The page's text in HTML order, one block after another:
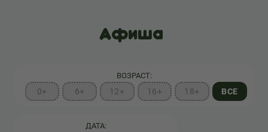
Афиша
ВОЗРАСТ:
0+ 6+ 12+ 16+ 18+ ВСЕ
ДАТА: